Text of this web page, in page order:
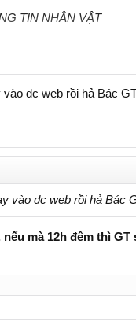
TIN NHÂN VẬT
dc web rồi hả Bác
vào dc web rồi hả Bác
nếu mà 12h đêm thì